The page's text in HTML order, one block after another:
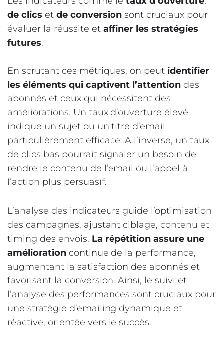
de clics et de conversion sont cruciaux pour
évaluer la réussite et affiner les stratégies
futures.
En scrutant ces métriques, on peut identifier
les éléments qui captivent l’attention des
abonnés et ceux qui nécessitent des
améliorations. Un taux d’ouverture élevé
indique un sujet ou un titre d’email
particulièrement efficace. A l’inverse, un taux
de clics bas pourrait signaler un besoin de
rendre le contenu de l’email ou l’appel à
l’action plus persuasif.
L’analyse des indicateurs guide l’optimisation
des campagnes, ajustant ciblage, contenu et
timing des envois. La répétition assure une
amélioration continue de la performance,
augmentant la satisfaction des abonnés et
favorisant la conversion. Ainsi, le suivi et
l’analyse des performances sont cruciaux pour
une stratégie d’emailing dynamique et
réactive, orientée vers le succès.